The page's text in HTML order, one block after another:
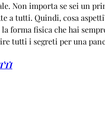
Non importa se sei un
a tutti. Quindi, cosa
forma fisica che hai
tutti i segreti per una